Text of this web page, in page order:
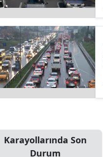
Karayollarında Son
Durum